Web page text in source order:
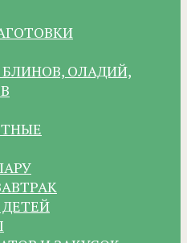
ОЛАДИЙ,